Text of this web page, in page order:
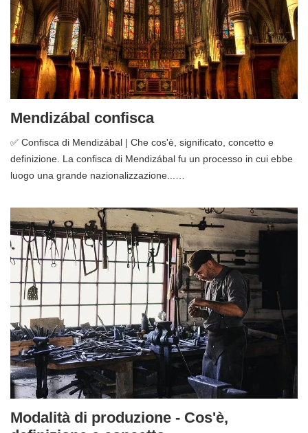
Mendizábal confisca
✅ Confisca di Mendizábal | Che cos'è, significato, concetto e
definizione. La confisca di Mendizábal fu un processo in cui ebbe
luogo una grande nazionalizzazione...…
Modalità di produzione - Cos'è,